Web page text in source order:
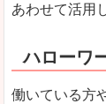
あわせて活用
ハローワ
働いている方